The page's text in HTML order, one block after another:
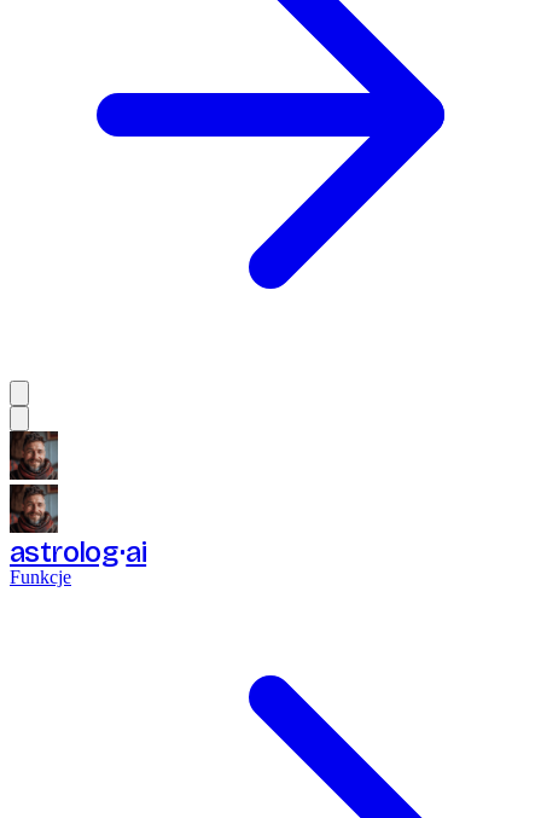
astrolog ai
Funkcje